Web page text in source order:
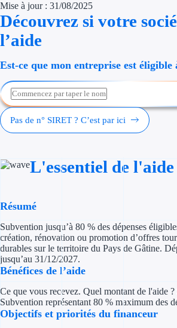
Mise à jour : 31/08/2025
Découvrez si votre
l’aide
Est-ce que mon entreprise est éligible
Pas de n° SIRET ? C’est par ici
L'essentiel de l'aide
Résumé
Subvention jusqu’à 80 % des dépenses
création, rénovation ou promotion d’offres
durables sur le territoire du Pays de Gâtine.
jusqu’au 31/12/2027.
Bénéfices de l’aide
Ce que vous recevez. Quel montant de l'aide
Subvention représentant 80 % maximum des
Objectifs et priorités du financeur